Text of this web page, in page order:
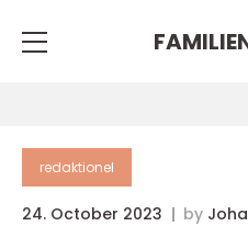
redaktionel
24. October 2023 by